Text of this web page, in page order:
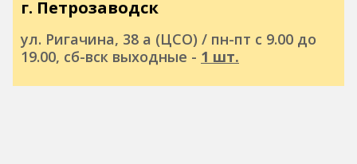
г. Петрозаводск
ул. Ригачина, 38 а (ЦСО) / пн-пт с 9.00 до
19.00, сб-вск выходные - 1 шт.